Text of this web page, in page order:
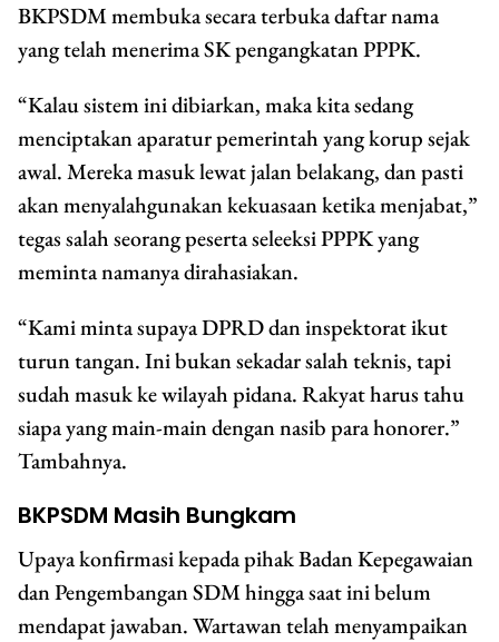
BKPSDM membuka secara terbuka daftar nama
yang telah menerima SK pengangkatan PPPK.
“Kalau sistem ini dibiarkan, maka kita sedang
menciptakan aparatur pemerintah yang korup sejak
awal. Mereka masuk lewat jalan belakang, dan pasti
akan menyalahgunakan kekuasaan ketika menjabat,”
tegas salah seorang peserta seleeksi PPPK yang
meminta namanya dirahasiakan.
“Kami minta supaya DPRD dan inspektorat ikut
turun tangan. Ini bukan sekadar salah teknis, tapi
sudah masuk ke wilayah pidana. Rakyat harus tahu
siapa yang main-main dengan nasib para honorer.”
Tambahnya.
BKPSDM Masih Bungkam
Upaya konfirmasi kepada pihak Badan Kepegawaian
dan Pengembangan SDM hingga saat ini belum
mendapat jawaban. Wartawan telah menyampaikan